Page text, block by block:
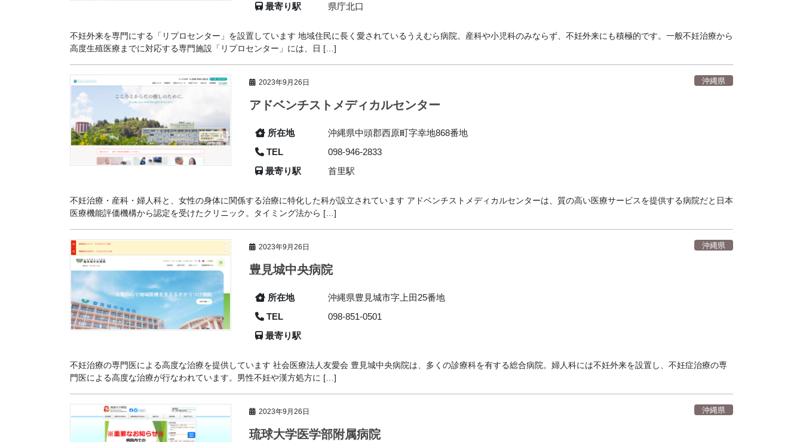
最寄り駅
県庁北口
不妊外来を専門にする「リプロセンター」を設置しています 地域住民に長く愛されているうえむら病院。産科や小児科のみならず、不妊外来にも積極的です。一般不妊治療から
高度生殖医療までに対応する専門施設「リプロセンター」には、日 […]
2023年9月26日 沖縄県
アドベンチストメディカルセンター
所在地
沖縄県中頭郡西原町字幸地868番地
TEL
098-946-2833
最寄り駅
首里駅
不妊治療・産科・婦人科と、女性の身体に関係する治療に特化した科が設立されています アドベンチストメディカルセンターは、質の高い医療サービスを提供する病院だと日本
医療機能評価機構から認定を受けたクリニック。タイミング法から […]
2023年9月26日 沖縄県
豊見城中央病院
所在地
沖縄県豊見城市字上田25番地
TEL
098-851-0501
最寄り駅
不妊治療の専門医による高度な治療を提供しています 社会医療法人友愛会 豊見城中央病院は、多くの診療科を有する総合病院。婦人科には不妊外来を設置し、不妊症治療の専
門医による高度な治療が行なわれています。男性不妊や漢方処方に […]
2023年9月26日 沖縄県
琉球大学医学部附属病院